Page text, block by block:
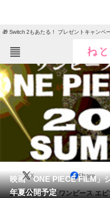
🎁 Switch 2もあたる！ プレゼントキャンペ
ねとらぼメニュー
TOP
エンタメ
グルメ
会員記事
映画「ONE PIECE FILM
年夏公開予定
X Share
22日放送の「「ワンピース エ